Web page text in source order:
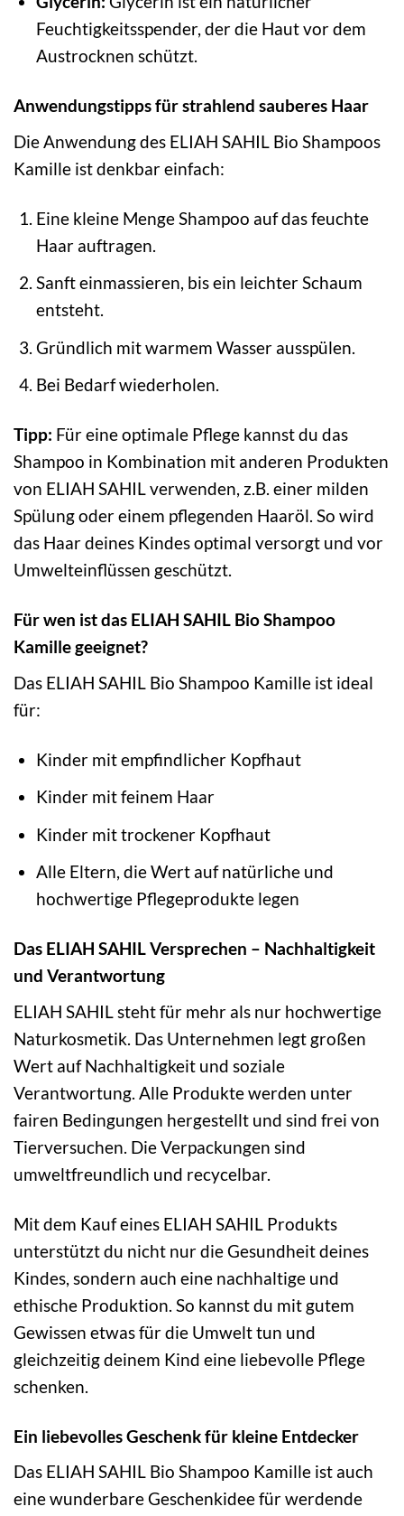
Feuchtigkeitsspender, der die Haut vor dem
Austrocknen schützt.
Anwendungstipps für strahlend sauberes Haar
Die Anwendung des ELIAH SAHIL Bio Shampoos
Kamille ist denkbar einfach:
Eine kleine Menge Shampoo auf das feuchte
Haar auftragen.
Sanft einmassieren, bis ein leichter Schaum
entsteht.
Gründlich mit warmem Wasser ausspülen.
Bei Bedarf wiederholen.
Tipp: Für eine optimale Pflege kannst du das
Shampoo in Kombination mit anderen Produkten
von ELIAH SAHIL verwenden, z.B. einer milden
Spülung oder einem pflegenden Haaröl. So wird
das Haar deines Kindes optimal versorgt und vor
Umwelteinflüssen geschützt.
Für wen ist das ELIAH SAHIL Bio Shampoo
Kamille geeignet?
Das ELIAH SAHIL Bio Shampoo Kamille ist ideal
für:
Kinder mit empfindlicher Kopfhaut
Kinder mit feinem Haar
Kinder mit trockener Kopfhaut
Alle Eltern, die Wert auf natürliche und
hochwertige Pflegeprodukte legen
Das ELIAH SAHIL Versprechen – Nachhaltigkeit
und Verantwortung
ELIAH SAHIL steht für mehr als nur hochwertige
Naturkosmetik. Das Unternehmen legt großen
Wert auf Nachhaltigkeit und soziale
Verantwortung. Alle Produkte werden unter
fairen Bedingungen hergestellt und sind frei von
Tierversuchen. Die Verpackungen sind
umweltfreundlich und recycelbar.
Mit dem Kauf eines ELIAH SAHIL Produkts
unterstützt du nicht nur die Gesundheit deines
Kindes, sondern auch eine nachhaltige und
ethische Produktion. So kannst du mit gutem
Gewissen etwas für die Umwelt tun und
gleichzeitig deinem Kind eine liebevolle Pflege
schenken.
Ein liebevolles Geschenk für kleine Entdecker
Das ELIAH SAHIL Bio Shampoo Kamille ist auch
eine wunderbare Geschenkidee für werdende